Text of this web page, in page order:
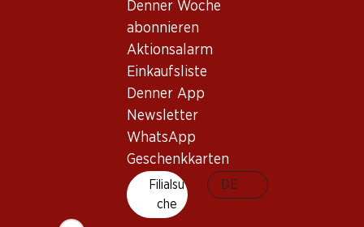
Denner Woche
abonnieren
Aktionsalarm
Einkaufsliste
Denner App
Newsletter
WhatsApp
Geschenkkarten
Filialsu
che
DE
Wissenswertes
Weintyp